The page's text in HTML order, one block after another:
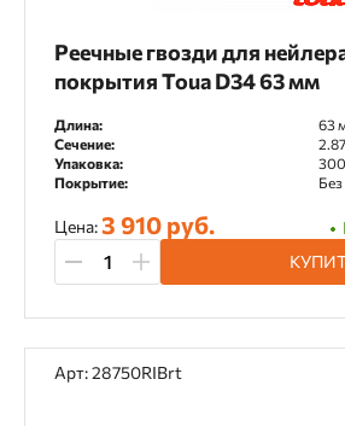
Реечные гвозди для
покрытия Toua D34 63 мм
Длина:
63
Сечение:
Упаковка:
Покрытие:
Цена:3 910 руб.
Арт: 28750RIBrt